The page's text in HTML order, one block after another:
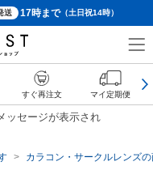
送 17時まで（土日祝14時）
ッセージが表示され
カラコン・サークルレンズ
すぐ再注文 マイ定期便